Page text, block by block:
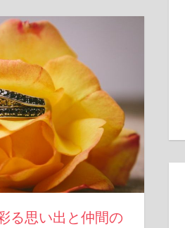
る思い出と仲間の